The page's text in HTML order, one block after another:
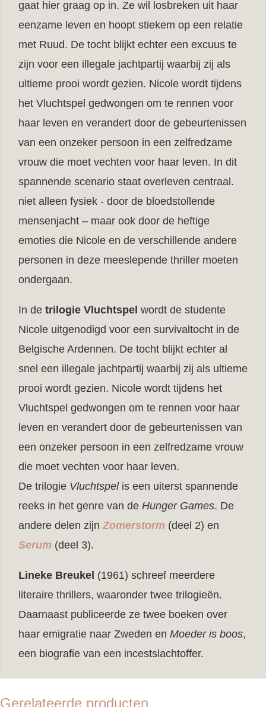
gaat hier graag op in. Ze wil losbreken uit haar
eenzame leven en hoopt stiekem op een relatie
met Ruud. De tocht blijkt echter een excuus te
zijn voor een illegale jachtpartij waarbij zij als
ultieme prooi wordt gezien. Nicole wordt tijdens
het Vluchtspel gedwongen om te rennen voor
haar leven en verandert door de gebeurtenissen
van een onzeker persoon in een zelfredzame
vrouw die moet vechten voor haar leven. In dit
spannende scenario staat overleven centraal.
niet alleen fysiek - door de bloedstollende
mensenjacht – maar ook door de heftige
emoties die Nicole en de verschillende andere
personen in deze meeslepende thriller moeten
ondergaan.
In de trilogie Vluchtspel wordt de studente
Nicole uitgenodigd voor een survivaltocht in de
Belgische Ardennen. De tocht blijkt echter al
snel een illegale jachtpartij waarbij zij als ultieme
prooi wordt gezien. Nicole wordt tijdens het
Vluchtspel gedwongen om te rennen voor haar
leven en verandert door de gebeurtenissen van
een onzeker persoon in een zelfredzame vrouw
die moet vechten voor haar leven.
De trilogie Vluchtspelis een uiterst spannende
reeks in het genre van de Hunger Games. De
andere delen zijnZomerstorm (deel 2) en
Serum (deel 3).
Lineke Breukel (1961) schreef meerdere
literaire thrillers, waaronder twee trilogieën.
Daarnaast publiceerde ze twee boeken over
haar emigratie naar Zweden en Moeder is boos,
een biografie van een incestslachtoffer.
Gerelateerde producten